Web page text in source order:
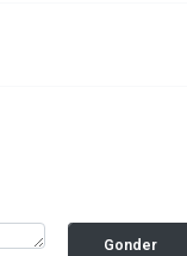
Gonder